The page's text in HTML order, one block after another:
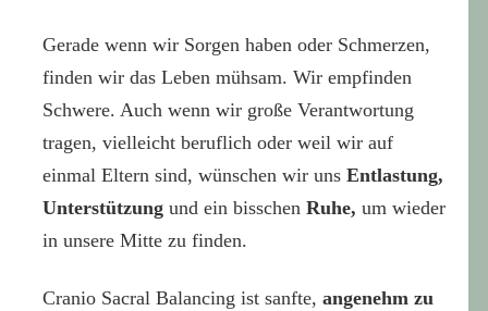
Gerade wenn wir Sorgen haben oder Schmerzen,
finden wir das Leben mühsam. Wir empfinden
Schwere. Auch wenn wir große Verantwortung
tragen, vielleicht beruflich oder weil wir auf
einmal Eltern sind, wünschen wir uns Entlastung,
Unterstützungund ein bisschen Ruhe, um wieder
in unsere Mitte zu finden.
Cranio Sacral Balancing ist sanfte, angenehm zu